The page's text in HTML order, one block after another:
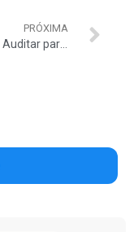
PRÓXIMA
Revista Auditar para download